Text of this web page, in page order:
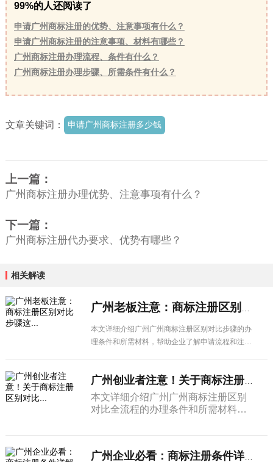
99%的人还阅读了
申请广州商标注册的优势、注意事项有什么？
申请广州商标注册的注意事项、材料有哪些？
广州商标注册办理流程、条件有什么？
广州商标注册办理步骤、所需条件有什么？
文章关键词： 申请广州商标注册多少钱
上一篇：
广州商标注册办理优势、注意事项有什么？
下一篇：
广州商标注册代办要求、优势有哪些？
相关解读
本文详细介绍广州广州商标注册区别对比步骤的办
理条件和所需材料，帮助企业了解申请流程和注意
广州创业者注意！关于商标注册区别对比...
本文详细介绍广州广州商标注册区别
对比全流程的办理条件和所需材料，
广州企业必看：商标注册条件详解详细解...